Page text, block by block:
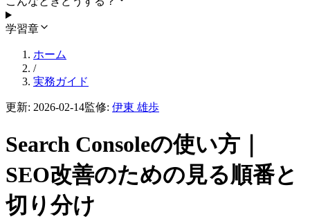
学習章
ホーム
/
実務ガイド
更新: 2026-02-14監修: 伊東 雄歩
Search Consoleの使い方｜
SEO改善のための見る順番と
切り分け